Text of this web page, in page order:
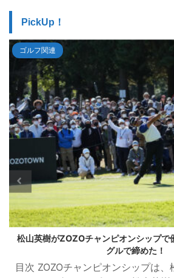
PickUp！
ゴルフ関連
松山英樹がZOZOチャンピオンシップで
グルで締めた！
目次 ZOZOチャンピオンシップは、